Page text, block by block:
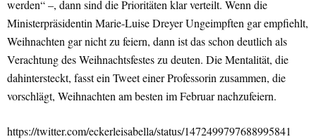
werden“ –, dann sind die Prioritäten klar verteilt. Wenn die
Ministerpräsidentin Marie-Luise Dreyer Ungeimpften gar empfiehlt,
Weihnachten gar nicht zu feiern, dann ist das schon deutlich als
Verachtung des Weihnachtsfestes zu deuten. Die Mentalität, die
dahintersteckt, fasst ein Tweet einer Professorin zusammen, die
vorschlägt, Weihnachten am besten im Februar nachzufeiern.
https://twitter.com/eckerleisabella/status/1472499797688995841